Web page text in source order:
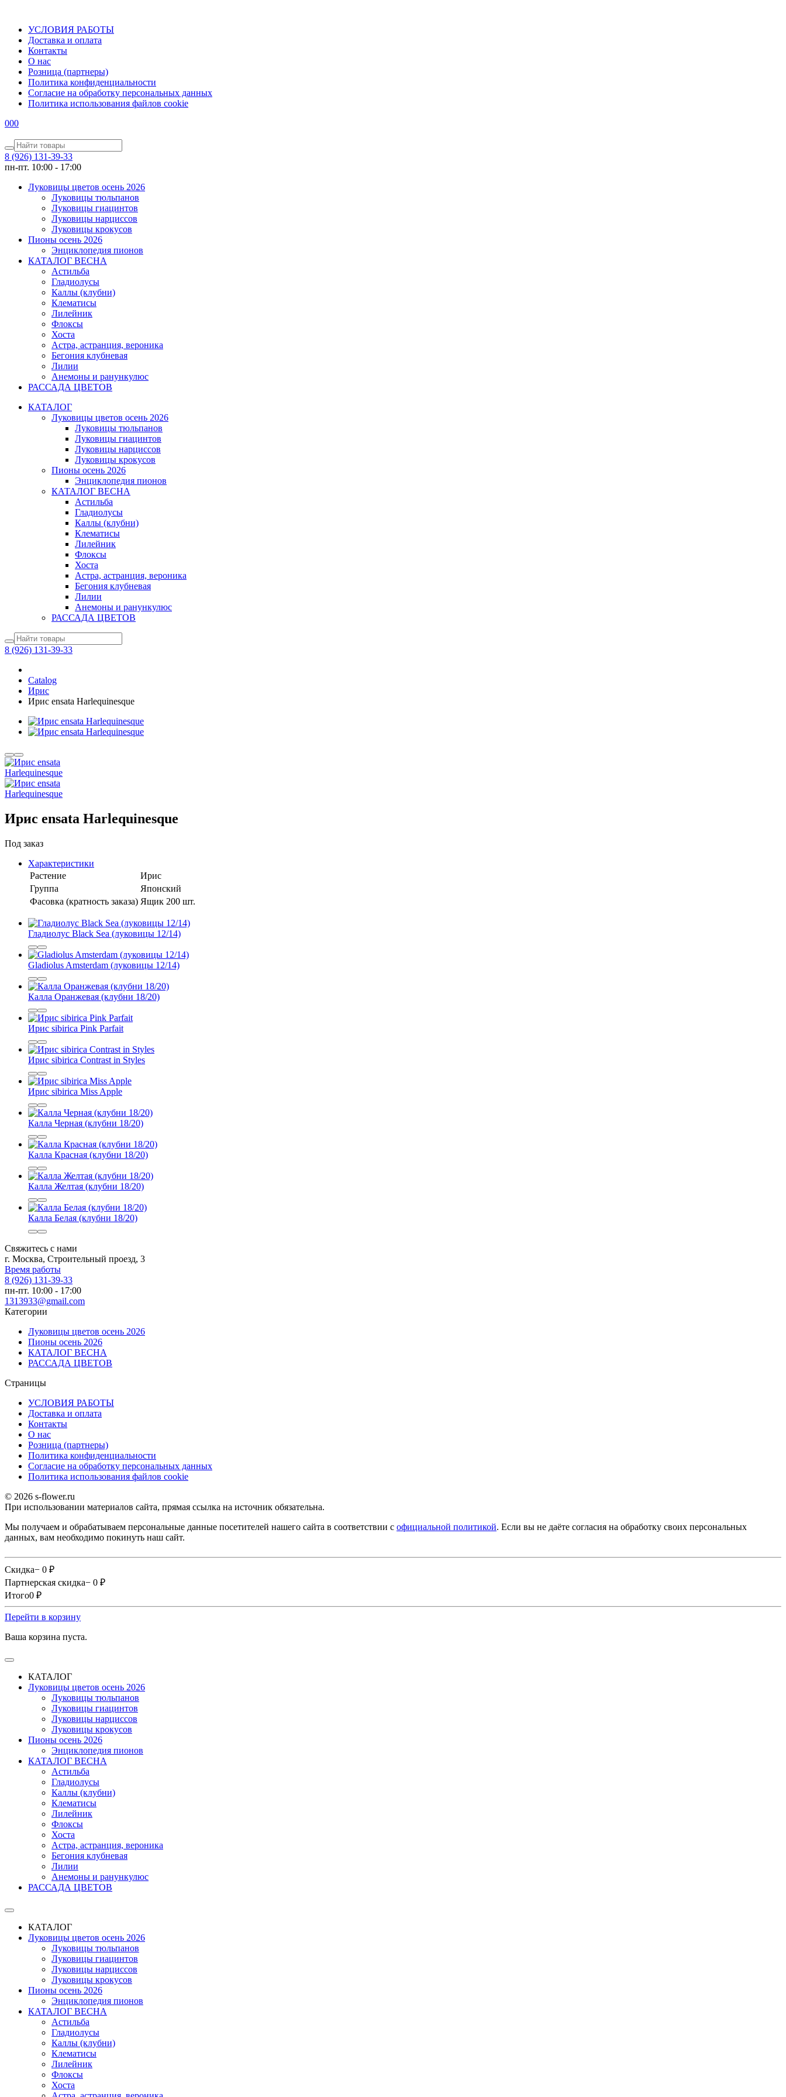
УСЛОВИЯ РАБОТЫ
Доставка и оплата
Контакты
О наc
Розница (партнеры)
Политика конфиденциальности
Согласие на обработку персональных данных
Политика использования файлов сookie
000
8 (926) 131-39-33
пн-пт. 10:00 - 17:00
Луковицы цветов осень 2026
Луковицы тюльпанов
Луковицы гиацинтов
Луковицы нарциссов
Луковицы крокусов
Пионы осень 2026
Энциклопедия пионов
КАТАЛОГ ВЕСНА
Астильба
Гладиолусы
Каллы (клубни)
Клематисы
Лилейник
Флоксы
Хоста
Астра, астранция, вероника
Бегония клубневая
Лилии
Анемоны и ранункулюс
РАССАДА ЦВЕТОВ
КАТАЛОГ
Луковицы цветов осень 2026
Луковицы тюльпанов
Луковицы гиацинтов
Луковицы нарциссов
Луковицы крокусов
Пионы осень 2026
Энциклопедия пионов
КАТАЛОГ ВЕСНА
Астильба
Гладиолусы
Каллы (клубни)
Клематисы
Лилейник
Флоксы
Хоста
Астра, астранция, вероника
Бегония клубневая
Лилии
Анемоны и ранункулюс
РАССАДА ЦВЕТОВ
8 (926) 131-39-33
Catalog
Ирис
Ирис ensata Harlequinesque
Ирис ensata Harlequinesque
Под заказ
Характеристики
Растение
Ирис
Группа
Японский
Фасовка (кратность заказа) Ящик 200 шт.
Гладиолус Black Sea (луковицы 12/14)
Gladiolus Amsterdam (луковицы 12/14)
Калла Оранжевая (клубни 18/20)
Ирис sibirica Pink Parfait
Ирис sibirica Contrast in Styles
Ирис sibirica Miss Apple
Калла Черная (клубни 18/20)
Калла Красная (клубни 18/20)
Калла Желтая (клубни 18/20)
Калла Белая (клубни 18/20)
Свяжитесь с нами
г. Москва, Строительный проезд, 3
Время работы
8 (926) 131-39-33
пн-пт. 10:00 - 17:00
1313933@gmail.com
Категории
Луковицы цветов осень 2026
Пионы осень 2026
КАТАЛОГ ВЕСНА
РАССАДА ЦВЕТОВ
Страницы
УСЛОВИЯ РАБОТЫ
Доставка и оплата
Контакты
О наc
Розница (партнеры)
Политика конфиденциальности
Согласие на обработку персональных данных
Политика использования файлов сookie
© 2026 s-flower.ru
При использовании материалов сайта, прямая ссылка на источник обязательна.
Мы получаем и обрабатываем персональные данные посетителей нашего сайта в соответствии с официальной политикой. Если вы не даёте согласия на обработку своих персональных
данных, вам необходимо покинуть наш сайт.
Скидка− 0 ₽
Партнерская скидка− 0 ₽
Итого0 ₽
Перейти в корзину
Ваша корзина пуста.
КАТАЛОГ
Луковицы цветов осень 2026
Луковицы тюльпанов
Луковицы гиацинтов
Луковицы нарциссов
Луковицы крокусов
Пионы осень 2026
Энциклопедия пионов
КАТАЛОГ ВЕСНА
Астильба
Гладиолусы
Каллы (клубни)
Клематисы
Лилейник
Флоксы
Хоста
Астра, астранция, вероника
Бегония клубневая
Лилии
Анемоны и ранункулюс
РАССАДА ЦВЕТОВ
КАТАЛОГ
Луковицы цветов осень 2026
Луковицы тюльпанов
Луковицы гиацинтов
Луковицы нарциссов
Луковицы крокусов
Пионы осень 2026
Энциклопедия пионов
КАТАЛОГ ВЕСНА
Астильба
Гладиолусы
Каллы (клубни)
Клематисы
Лилейник
Флоксы
Хоста